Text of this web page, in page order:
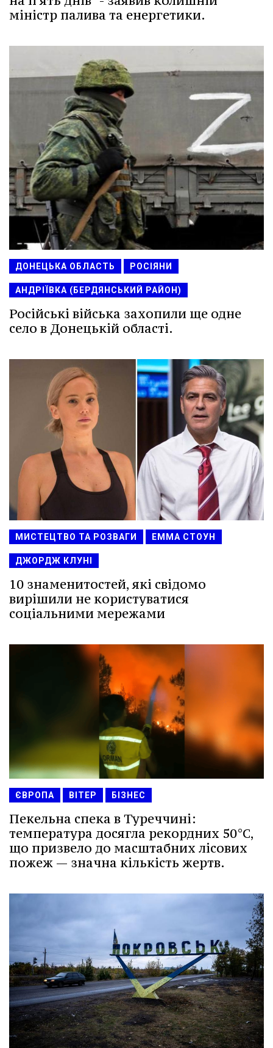
міністр палива та енергетики.
ДОНЕЦЬКА ОБЛАСТЬ РОСІЯНИ
АНДРІЇВКА (БЕРДЯНСЬКИЙ РАЙОН)
Російські війська захопили ще одне
село в Донецькій області.
МИСТЕЦТВО ТА РОЗВАГИ ЕММА СТОУН
ДЖОРДЖ КЛУНІ
10 знаменитостей, які свідомо
вирішили не користуватися
соціальними мережами
ЄВРОПА ВІТЕР БІЗНЕС
Пекельна спека в Туреччині:
температура досягла рекордних 50°C,
що призвело до масштабних лісових
пожеж — значна кількість жертв.